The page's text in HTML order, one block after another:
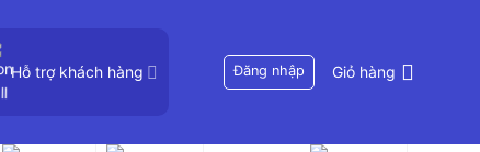
Hỗ trợ khách hàng Đăng nhập Giỏ hàng